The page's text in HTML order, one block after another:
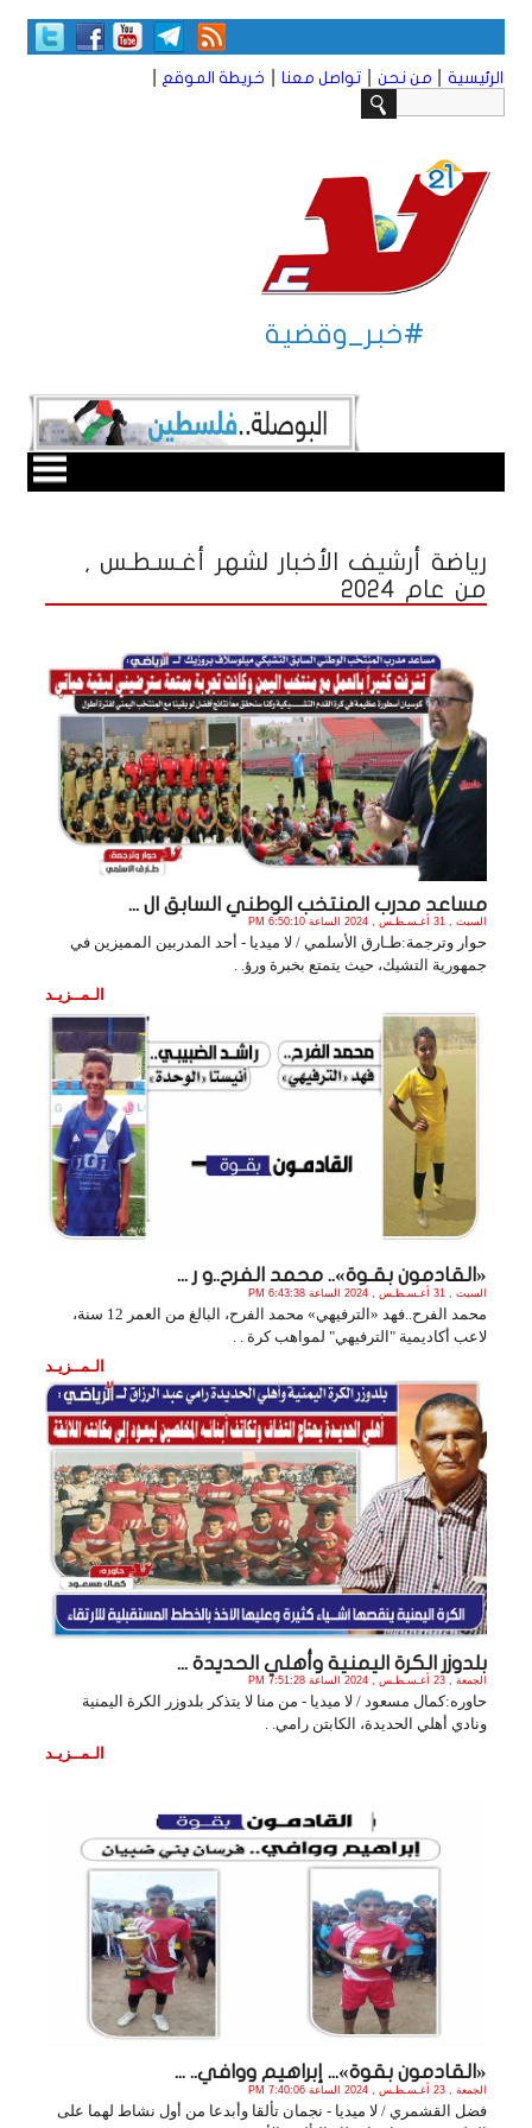
الرئيسية من نحن تواصل معنا خريطة الموقع
#خبر_وقضية
رياضة أرشيف الأخبار لشهر أغـسـطـس ,
من عام 2024
مساعد مدرب المنتخب الوطني السابق ال ...
السبت , 31 أغـسـطـس , 2024 الساعة 6:50:10 PM
حوار وترجمة:طـارق الأسلمي / لا ميديا - أحد المدربين المميزين في
جمهورية التشيك، حيث يتمتع بخبرة ورؤ. .
الـمــزيـد
«القادمون بقـوة».. محمد الفرح..و ر ...
السبت , 31 أغـسـطـس , 2024 الساعة 6:43:38 PM
محمد الفرح..فهد «الترفيهي» محمد الفرح، البالغ من العمر 12 سنة،
لاعب أكاديمية "الترفيهي" لمواهب كرة . .
الـمــزيـد
بلدوزر الكرة اليمنية وأهلي الحديدة ...
الجمعة , 23 أغـسـطـس , 2024 الساعة 7:51:28 PM
حاوره:كمال مسعود / لا ميديا - من منا لا يتذكر بلدوزر الكرة اليمنية
ونادي أهلي الحديدة، الكابتن رامي. .
الـمــزيـد
«القادمون بقوة»... إبراهيم ووافي.. ...
الجمعة , 23 أغـسـطـس , 2024 الساعة 7:40:06 PM
فضل القشمري / لا ميديا - نجمان تألقا وأبدعا من أول نشاط لهما على